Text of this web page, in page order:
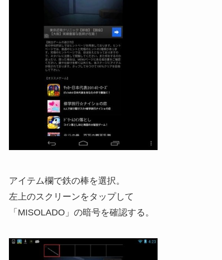
アイテム欄で鉄の棒を選択。
左上のスクリーンをタップして
「MISOLADO」の暗号を確認する。